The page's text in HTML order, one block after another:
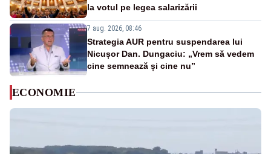
la votul pe legea salarizării
7 aug. 2026, 08:46
Strategia AUR pentru suspendarea lui
Nicușor Dan. Dungaciu: „Vrem să vedem
cine semnează și cine nu”
ECONOMIE